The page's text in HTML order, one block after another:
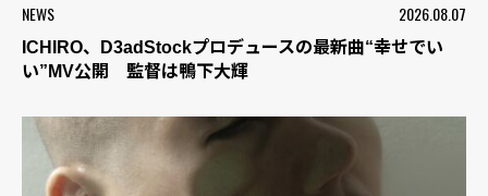
NEWS 2026.08.07
ICHIRO、D3adStockプロデュースの最新曲“幸せでい
い”MV公開 監督は鴨下大輝